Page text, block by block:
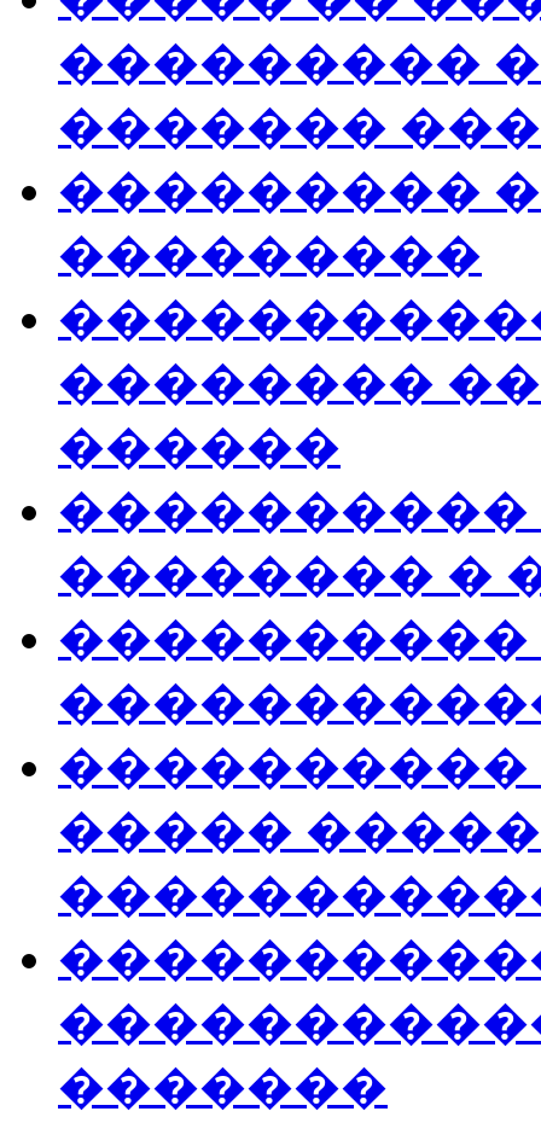
���������
������� ���
���������
���������
��������
������
�������� �
����������
����������
�����
�������